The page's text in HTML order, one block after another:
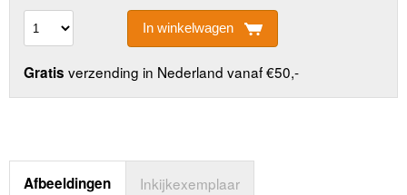
In winkelwagen
Gratis verzending in Nederland vanaf €50,-
Afbeeldingen Inkijkexemplaar